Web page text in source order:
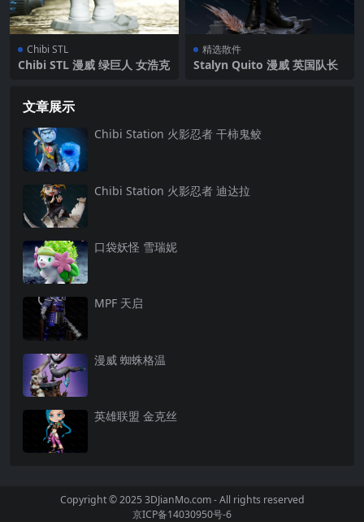
Chibi STL
Chibi STL 漫威 绿巨人 女浩克
精选散件
Stalyn Quito 漫威 英国队长
文章展示
Chibi Station 火影忍者 干柿鬼鲛
Chibi Station 火影忍者 迪达拉
口袋妖怪 雪瑞妮
MPF 天启
漫威 蜘蛛格温
英雄联盟 金克丝
Copyright © 2025 3DJianMo.com - All rights reserved
京ICP备14030950号-6